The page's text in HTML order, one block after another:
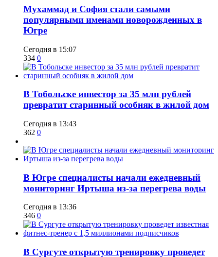
​Мухаммад и София стали самыми
популярными именами новорожденных в
Югре
Сегодня в 15:07
334 0
В Тобольске инвестор за 35 млн рублей
превратит старинный особняк в жилой дом
Сегодня в 13:43
362 0
В Югре специалисты начали ежедневный
мониторинг Иртыша из-за перегрева воды
Сегодня в 13:36
346 0
В Сургуте открытую тренировку проведет